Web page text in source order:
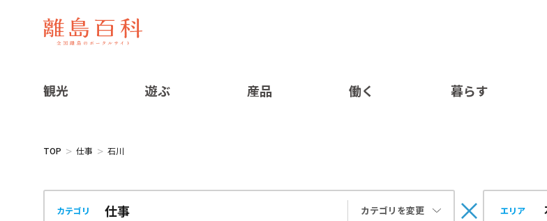
観光 遊ぶ 産品 働く 暮らす
TOP 仕事 石川
カテゴリ カテゴリを変更 エリア